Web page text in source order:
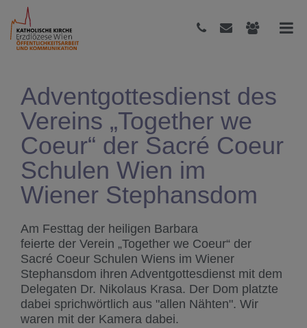
Adventgottesdienst des
Vereins „Together we
Coeur“ der Sacré Coeur
Schulen Wien im
Wiener Stephansdom
Am Festtag der heiligen Barbara
feierte der Verein „Together we Coeur“ der
Sacré Coeur Schulen Wiens im Wiener
Stephansdom ihren Adventgottesdienst mit dem
Delegaten Dr. Nikolaus Krasa. Der Dom platzte
dabei sprichwörtlich aus "allen Nähten". Wir
waren mit der Kamera dabei.